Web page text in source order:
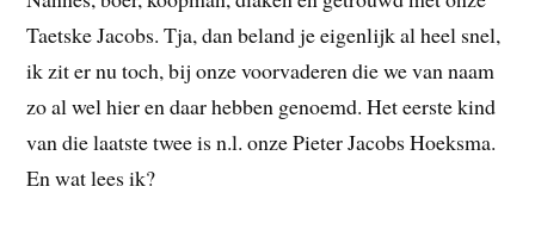
Taetske Jacobs. Tja, dan beland je eigenlijk al heel snel,
ik zit er nu toch, bij onze voorvaderen die we van naam
zo al wel hier en daar hebben genoemd. Het eerste kind
van die laatste twee is n.l. onze Pieter Jacobs Hoeksma.
En wat lees ik?